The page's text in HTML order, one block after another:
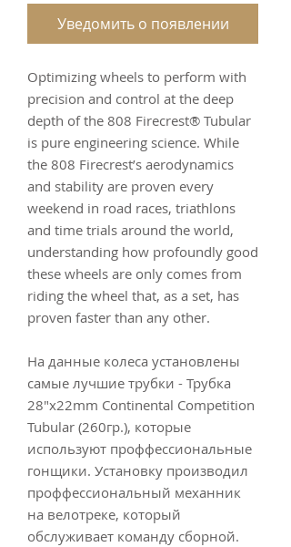
Уведомить о появлении
Optimizing wheels to perform with
precision and control at the deep
depth of the 808 Firecrest® Tubular
is pure engineering science. While
the 808 Firecrest’s aerodynamics
and stability are proven every
weekend in road races, triathlons
and time trials around the world,
understanding how profoundly good
these wheels are only comes from
riding the wheel that, as a set, has
proven faster than any other.
На данные колеса установлены
самые лучшие трубки - Трубка
28"x22mm Continental Competition
Tubular (260гр.), которые
используют проффессиональные
гонщики. Установку производил
проффессиональный механник
на велотреке, который
обслуживает команду сборной.